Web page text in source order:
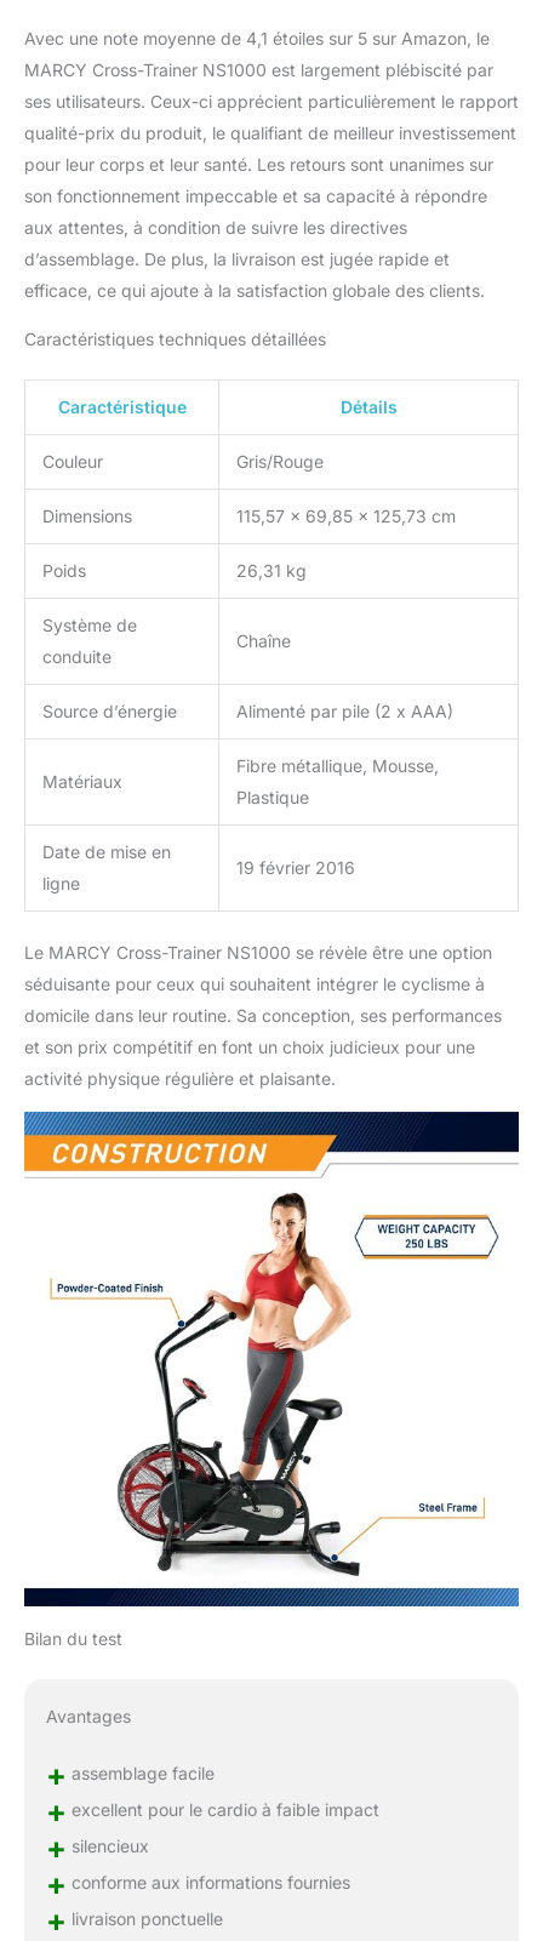
Avec une note moyenne de 4,1 étoiles sur 5 sur Amazon, le
MARCY Cross-Trainer NS1000 est largement plébiscité par
ses utilisateurs. Ceux-ci apprécient particulièrement le rapport
qualité-prix du produit, le qualifiant de meilleur investissement
pour leur corps et leur santé. Les retours sont unanimes sur
son fonctionnement impeccable et sa capacité à répondre
aux attentes, à condition de suivre les directives
d’assemblage. De plus, la livraison est jugée rapide et
efficace, ce qui ajoute à la satisfaction globale des clients.
Caractéristiques techniques détaillées
Caractéristique Détails
Couleur Gris/Rouge
Dimensions 115,57 x 69,85 x 125,73 cm
Poids 26,31 kg
Système de
conduite
Chaîne
Source d’énergie Alimenté par pile (2 x AAA)
Matériaux
Fibre métallique, Mousse,
Plastique
Date de mise en
ligne
19 février 2016
Le MARCY Cross-Trainer NS1000 se révèle être une option
séduisante pour ceux qui souhaitent intégrer le cyclisme à
domicile dans leur routine. Sa conception, ses performances
et son prix compétitif en font un choix judicieux pour une
activité physique régulière et plaisante.
Bilan du test
Avantages
+ assemblage facile
+ excellent pour le cardio à faible impact
+ silencieux
+ conforme aux informations fournies
+ livraison ponctuelle